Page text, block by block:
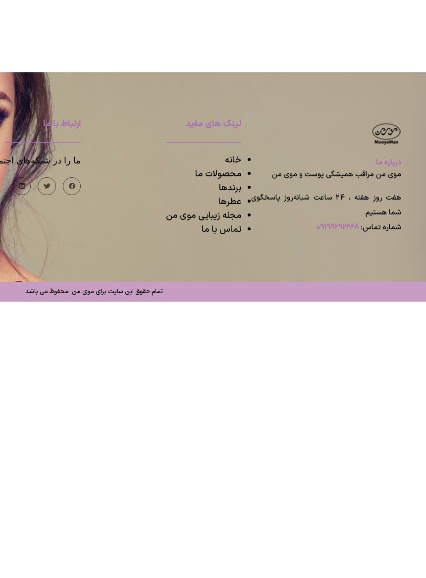
درباره ما
موی من مراقب همیشگی پوست و موی من
هفت روز هفته ، ۲۴ ساعت شبانه‌روز پاسخگوی
شما هستیم
شماره تماس: 09199292668
لینک های مفید
خانه
محصولات ما
برندها
عطرها
مجله زیبایی موی من
تماس با ما
ارتباط با ما
ما را در شبکه‌های
تمام حقوق این سایت برای موی من محفوظ می باشد